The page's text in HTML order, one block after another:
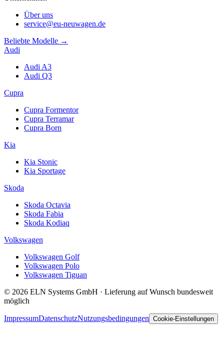
Über uns
service@eu-neuwagen.de
Beliebte Modelle →
Audi
Audi A3
Audi Q3
Cupra
Cupra Formentor
Cupra Terramar
Cupra Born
Kia
Kia Stonic
Kia Sportage
Skoda
Skoda Octavia
Skoda Fabia
Skoda Kodiaq
Volkswagen
Volkswagen Golf
Volkswagen Polo
Volkswagen Tiguan
© 2026 ELN Systems GmbH · Lieferung auf Wunsch bundesweit
möglich
ImpressumDatenschutzNutzungsbedingungen Cookie-Einstellungen